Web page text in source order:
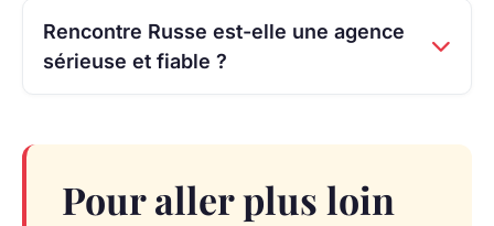
Rencontre Russe est-elle une agence
sérieuse et fiable ?
Pour aller plus loin